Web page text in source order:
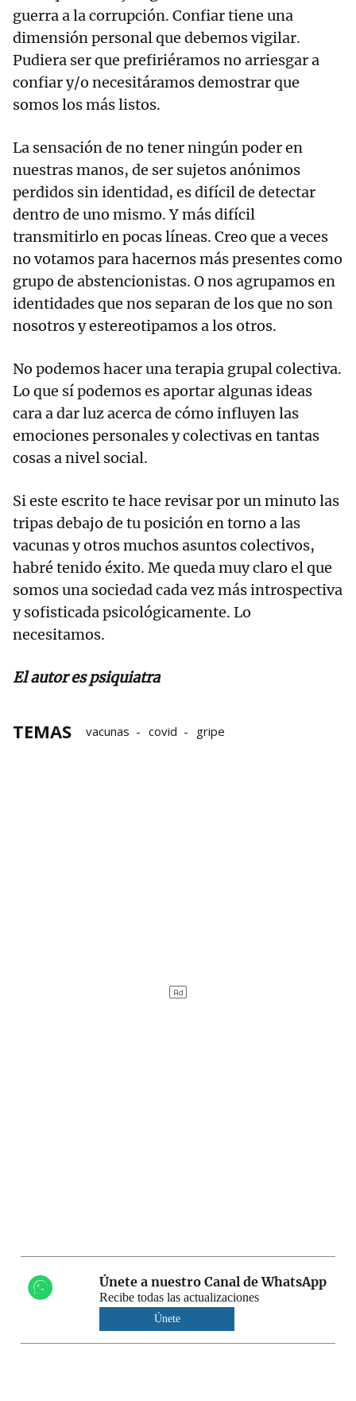
guerra a la corrupción. Confiar tiene una
dimensión personal que debemos vigilar.
Pudiera ser que prefiriéramos no arriesgar a
confiar y/o necesitáramos demostrar que
somos los más listos.
La sensación de no tener ningún poder en
nuestras manos, de ser sujetos anónimos
perdidos sin identidad, es difícil de detectar
dentro de uno mismo. Y más difícil
transmitirlo en pocas líneas. Creo que a veces
no votamos para hacernos más presentes como
grupo de abstencionistas. O nos agrupamos en
identidades que nos separan de los que no son
nosotros y estereotipamos a los otros.
No podemos hacer una terapia grupal colectiva.
Lo que sí podemos es aportar algunas ideas
cara a dar luz acerca de cómo influyen las
emociones personales y colectivas en tantas
cosas a nivel social.
Si este escrito te hace revisar por un minuto las
tripas debajo de tu posición en torno a las
vacunas y otros muchos asuntos colectivos,
habré tenido éxito. Me queda muy claro el que
somos una sociedad cada vez más introspectiva
y sofisticada psicológicamente. Lo
necesitamos.
El autor es psiquiatra
TEMAS vacunas covid gripe
Únete a nuestro Canal de WhatsApp
Recibe todas las actualizaciones
Únete